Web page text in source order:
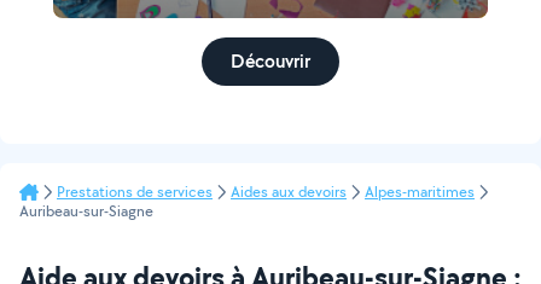
Découvrir
Prestations de services Aides aux devoirs
Alpes-maritimes
Auribeau-sur-Siagne